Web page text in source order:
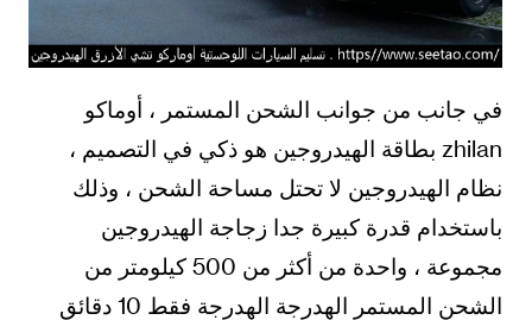
في جانب من جوانب الشحن المستمر ، أوماكو
zhilan بطاقة الهيدروجين هو ذكي في التصميم ،
نظام الهيدروجين لا تحتل مساحة الشحن ، وذلك
باستخدام قدرة كبيرة جدا زجاجة الهيدروجين
مجموعة ، واحدة من أكثر من 500 كيلومتر من
الشحن المستمر الهدرجة الهدرجة فقط 10 دقائق